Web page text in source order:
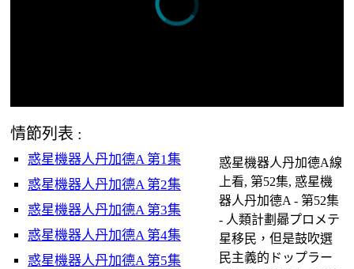
情節列表 :
惑星機器人丹加德A 第1集
惑星機器人丹加德A 第2集
惑星機器人丹加德A 第3集
惑星機器人丹加德A 第4集
惑星機器人丹加德A 第5集
惑星機器人丹加德A線
上看, 第52集, 惑星機
器人丹加德A - 第52集
- 人類計劃曏プロメテ
星移民，但是鼓吹選
民主義的ドップラー